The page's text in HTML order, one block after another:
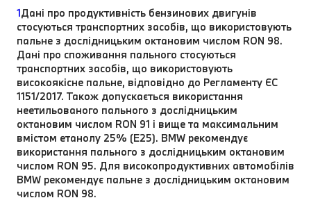
1Дані про продуктивність бензинових двигунів
стосуються транспортних засобів, що використовують
пальне з дослідницьким октановим числом RON 98.
Дані про споживання пального стосуються
транспортних засобів, що використовують
високоякісне пальне, відповідно до Регламенту ЄС
1151/2017. Також допускається використання
неетильованого пального з дослідницьким
октановим числом RON 91 і вище та максимальним
вмістом етанолу 25% (E25). BMW рекомендує
використання пального з дослідницьким октановим
числом RON 95. Для високопродуктивних автомобілів
BMW рекомендує пальне з дослідницьким октановим
числом RON 98.